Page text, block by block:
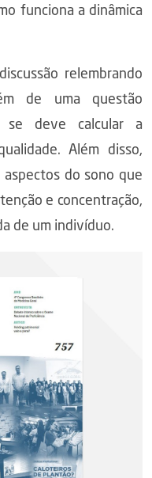
funciona a dinâmica
relembrando
de uma questão
se deve calcular a
Além disso,
do sono que
e concentração,
de um indivíduo.